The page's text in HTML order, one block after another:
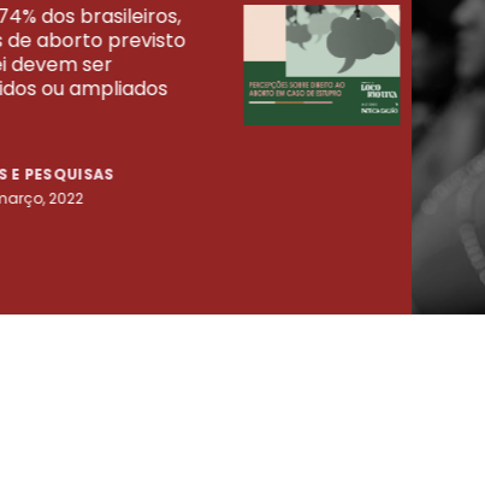
dos brasileiros,
de aborto previsto
devem ser
ou ampliados
E PESQUISAS
2022
23